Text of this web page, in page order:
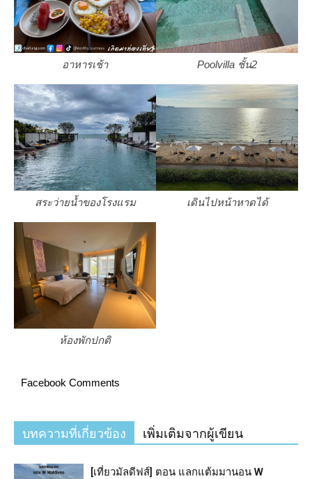
อาหารเช้า Poolvilla ชั้น2
สระว่ายน้ำของโรงแรม เดินไปหน้าหาดได้
ห้องพักปกติ
Facebook Comments
บทความที่เกี่ยวข้อง เพิ่มเติมจากผู้เขียน
[เที่ยวมัลดีฟส์] ตอน แลกแต้มมานอน W